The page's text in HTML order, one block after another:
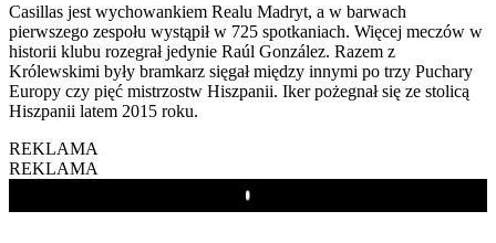
Casillas jest wychowankiem Realu Madryt, a w barwach
pierwszego zespołu wystąpił w 725 spotkaniach. Więcej meczów w
historii klubu rozegrał jedynie Raúl González. Razem z
Królewskimi były bramkarz sięgał między innymi po trzy Puchary
Europy czy pięć mistrzostw Hiszpanii. Iker pożegnał się ze stolicą
Hiszpanii latem 2015 roku.
REKLAMA
REKLAMA
Play